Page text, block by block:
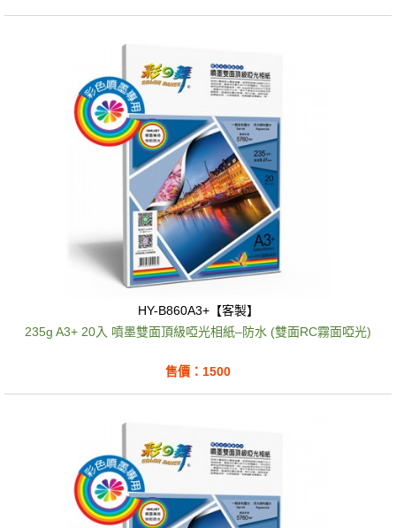
HY-B860A3+【客製】
235g A3+ 20入 噴墨雙面頂級啞光相紙–防水 (雙面RC霧面啞光)
售價：1500